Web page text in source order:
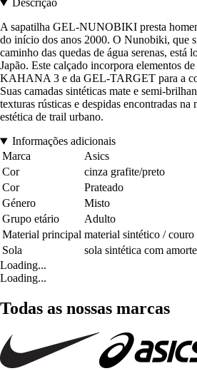
Descrição
A sapatilha GEL-NUNOBIKI presta
do início dos anos 2000. O Nunobiki, que
caminho das quedas de água serenas, está
Japão. Este calçado incorpora elementos
KAHANA 3 e da GEL-TARGET para a
Suas camadas sintéticas mate e semi-
texturas rústicas e despidas encontradas na
estética de trail urbano.
Informações adicionais
Marca
Asics
Cor
cinza grafite/preto
Cor
Prateado
Género
Misto
Grupo etário
Adulto
Material principal material sintético / couro
Sola
sola sintética com
Loading...
Loading...
Todas as nossas marcas